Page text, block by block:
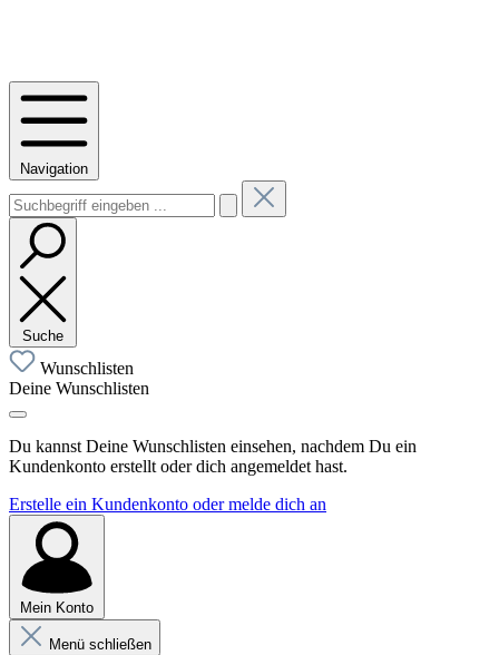
Navigation
Suche
Wunschlisten
Deine Wunschlisten
Du kannst Deine Wunschlisten einsehen, nachdem Du ein
Kundenkonto erstellt oder dich angemeldet hast.
Erstelle ein Kundenkonto oder melde dich an
Mein Konto
Menü schließen